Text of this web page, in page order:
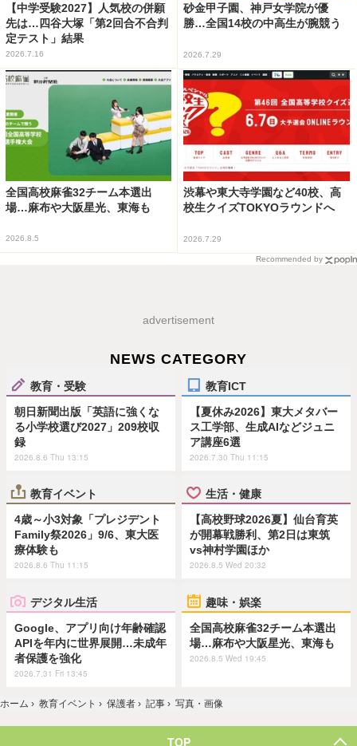
【中学受験2027】人気校の併願
先は…四谷大塚「第2回合不合判
定テスト」結果
2026.7.16
砂金甲子園、神戸女学院が優
勝…全国14校の中高生が腕競う
2026.7.29
全国高校麻雀32チーム本選出
場…麻布や大阪星光、東海も
2026.8.5
渋幕や東大寺学園など40校、高
校生クイズTOKYOラウンドへ
2026.7.29
Recommended by
advertisement
NEWS CATEGORY
教育・受験
朝日新聞出版「英語に強くな
る小学校選び2027」209校収
録
2026.8.6 Thu 13:15
教育ICT
【夏休み2026】東大メタバー
ス工学部、生成AIなどジュニ
ア講座6選
2026.7.30 Thu 11:15
教育イベント
4歳～小3対象「プレジデント
Family祭2026」9/6、東大医
療体験も
2026.8.6 Thu 11:15
生活・健康
【高校野球2026夏】仙台育英
が開幕戦勝利、第2日は東筑
vs神村学園ほか
2026.8.5 Wed 20:32
デジタル生活
Google、アプリ向け年齢確認
APIを年内に世界展開…未成年
者保護を強化
2026.7.31 Fri 13:45
趣味・娯楽
全国高校麻雀32チーム本選出
場…麻布や大阪星光、東海も
2026.8.5 Wed 19:45
ホーム › 教育イベント › 保護者 › 記事 › 写真・画像
TOP